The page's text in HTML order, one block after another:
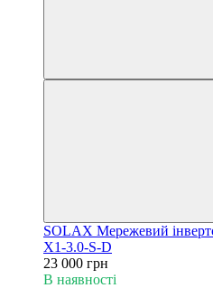
SOLAX Мережевий
Х1-3.0-S-D
23 000 грн
В наявності